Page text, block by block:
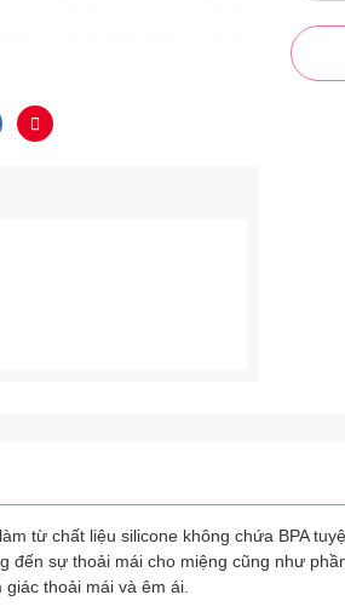
từ chất liệu silicone không chứa BPA
đến sự thoải mái cho miệng cũng như
thoải mái và êm ái.